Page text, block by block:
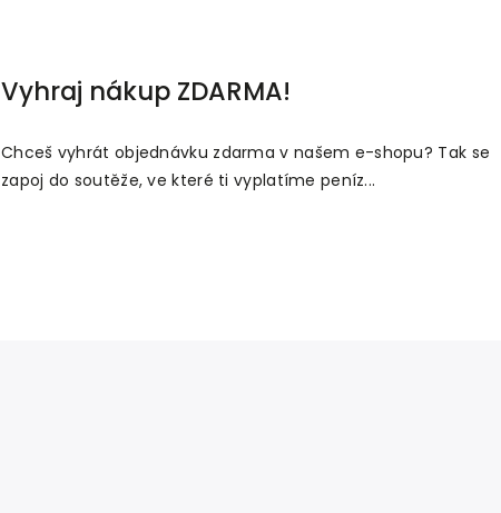
Vyhraj nákup ZDARMA!
Chceš vyhrát objednávku zdarma v našem e-shopu? Tak se
zapoj do soutěže, ve které ti vyplatíme peníz...